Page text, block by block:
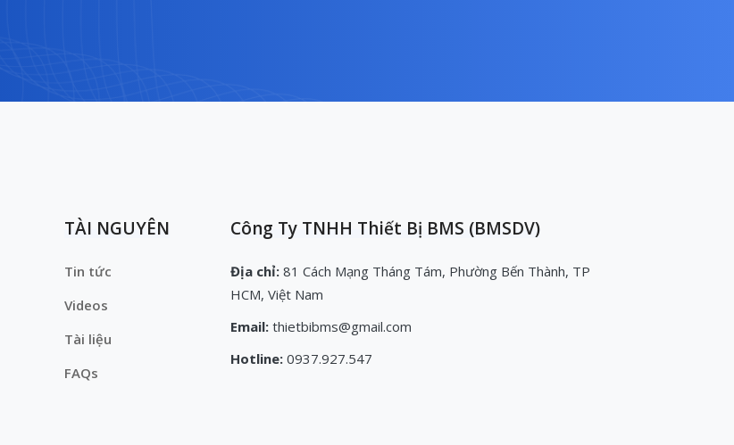
TÀI NGUYÊN
Tin tức
Videos
Tài liệu
FAQs
Công Ty TNHH Thiết Bị BMS (BMSDV)
Địa chỉ: 81 Cách Mạng Tháng Tám, Phường Bến Thành, TP
HCM, Việt Nam
Email: thietbibms@gmail.com
Hotline: 0937.927.547